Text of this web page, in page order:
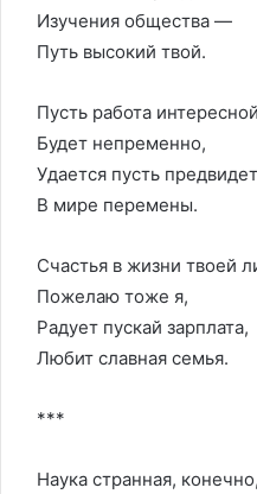
Изучения общества —
Путь высокий твой.
Пусть работа интересной
Будет непременно,
Удается пусть
В мире перемены.
Счастья в жизни твоей
Пожелаю тоже я,
Радует пускай зарплата,
Любит славная семья.
***
Наука странная, конечно,